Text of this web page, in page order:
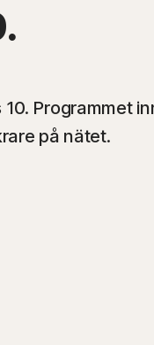
Programmet
på nätet.